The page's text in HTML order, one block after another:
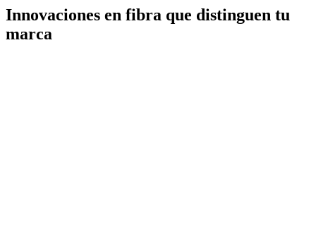
Innovaciones en fibra que distinguen tu
marca